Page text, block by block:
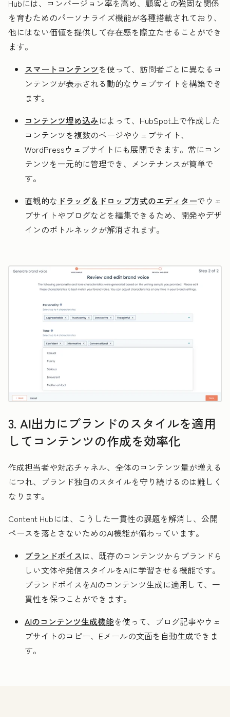
Hubには、コンバージョン率を高め、顧客との強固な関係
を育むためのパーソナライズ機能が各種搭載されており、
他にはない価値を提供して存在感を際立たせることができ
ます。
スマートコンテンツを使って、訪問者ごとに異なるコ
ンテンツが表示される動的なウェブサイトを構築でき
ます。
コンテンツ埋め込みによって、HubSpot上で作成した
コンテンツを複数のページやウェブサイト、
WordPressウェブサイトにも展開できます。常にコン
テンツを一元的に管理でき、メンテナンスが簡単で
す。
直観的な ドラッグ＆ドロップ方式のエディターでウェ
ブサイトやブログなどを編集できるため、開発やデザ
インのボトルネックが解消されます。
3. AI出力にブランドのスタイルを適用
してコンテンツの作成を効率化
作成担当者や対応チャネル、全体のコンテンツ量が増える
につれ、ブランド独自のスタイルを守り続けるのは難しく
なります。
Content Hubには、こうした一貫性の課題を解消し、公開
ペースを落とさないためのAI機能が備わっています。
ブランドボイスは、既存のコンテンツからブランドら
しい文体や発信スタイルをAIに学習させる機能です。
ブランドボイスをAIのコンテンツ生成に適用して、一
貫性を保つことができます。
AIのコンテンツ生成機能を使って、ブログ記事やウェ
ブサイトのコピー、Eメールの文面を自動生成できま
す。